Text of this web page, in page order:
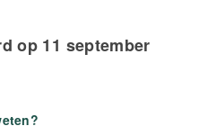
op 11 september